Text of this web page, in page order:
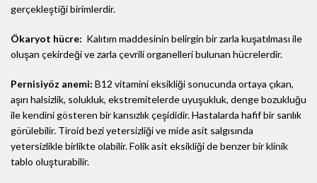
gerçekleştiği birimlerdir.
Ökaryot hücre: Kalıtım maddesinin belirgin bir zarla kuşatılması ile
oluşan çekirdeği ve zarla çevrili organelleri bulunan hücrelerdir.
Pernisiyöz anemi: B12 vitamini eksikliği sonucunda ortaya çıkan,
aşırı halsizlik, solukluk, ekstremitelerde uyuşukluk, denge bozukluğu
ile kendini gösteren bir kansızlık çeşididir. Hastalarda hafif bir sarılık
görülebilir. Tiroid bezi yetersizliği ve mide asit salgısında
yetersizlikle birlikte olabilir. Folik asit eksikliği de benzer bir klinik
tablo oluşturabilir.